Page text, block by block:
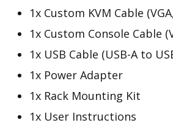
1x Custom KVM Cable
1x Custom Console Cable
1x USB Cable (USB-A to
1x Power Adapter
1x Rack Mounting Kit
1x User Instructions